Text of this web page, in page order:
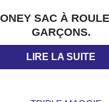
SAC À
GARÇONS.
LIRE LA SUITE